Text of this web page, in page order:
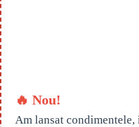
🔥 Nou!
Am lansat